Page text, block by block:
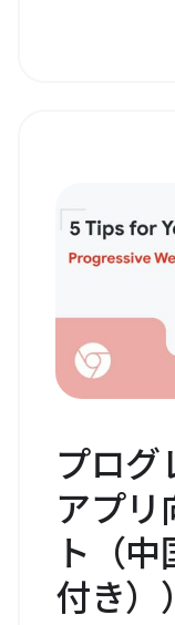
プログ
アプリ
ト（
付き））